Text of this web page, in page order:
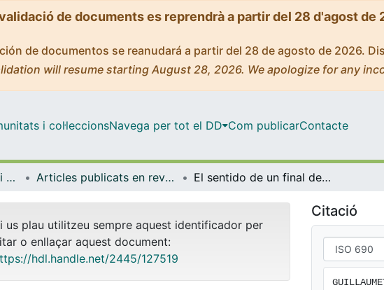
de documents es reprendrà a partir del 28 d'agost de
de documentos se reanudará a partir del 28 de agosto de 2026.
will resume starting August 28, 2026. We apologize for any
i col·leccionsNavega per tot el DD Com publicarContacte
Infermeria Fonamental i Clínica Articles publicats en revistes (Infermeria Fonamental i Clínica) El sentido de un final de estudios: el proceso de aprendizaje durante el grado de enfermería a partir del cuaderno de progresión transversal
us plau utilitzeu sempre aquest identificador per
o enllaçar aquest document:
hdl.handle.net/2445/127519
Citació